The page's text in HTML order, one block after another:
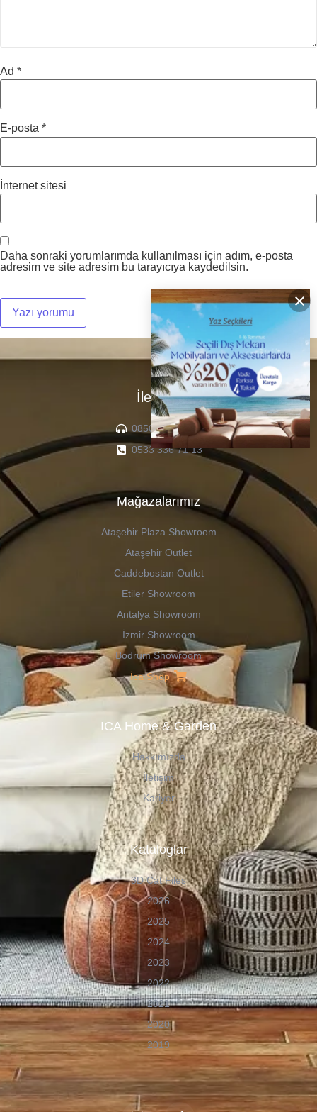
×
Ad *
E-posta *
İnternet sitesi
Daha sonraki yorumlarımda kullanılması için adım, e-posta
adresim ve site adresim bu tarayıcıya kaydedilsin.
İletişim
0850 307 04 22
0533 336 71 13
Mağazalarımız
Ataşehir Plaza Showroom
Ataşehir Outlet
Caddebostan Outlet
Etiler Showroom
Antalya Showroom
İzmir Showroom
Bodrum Showroom
İca Shop
ICA Home & Garden
Hakkımızda
İletişim
Kariyer
Kataloglar
3D Cat Files
2026
2025
2024
2023
2022
2021
2020
2019